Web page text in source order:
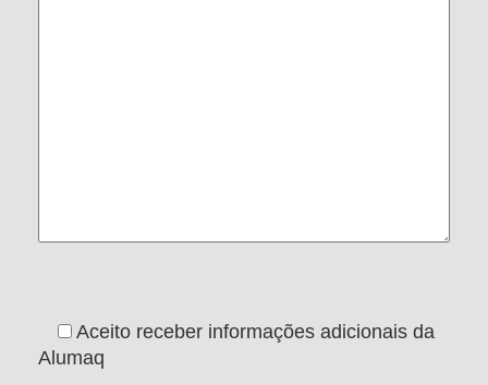
Aceito receber informações adicionais da
Alumaq